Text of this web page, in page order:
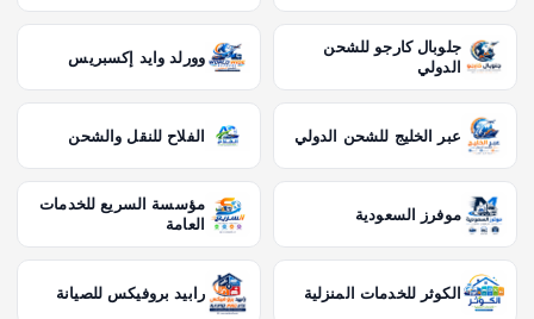
جلوبال كارجو للشحن
الدولي
وورلد وايد إكسبريس
عبر الخليج للشحن الدولي الفلاح للنقل والشحن
موفرز السعودية
مؤسسة السريع للخدمات
العامة
الكوثر للخدمات المنزلية رابيد بروفيكس للصيانة